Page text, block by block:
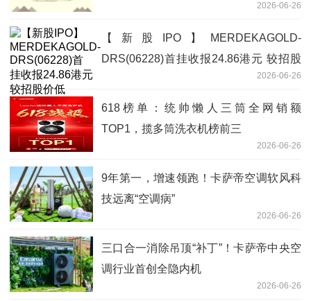
2026-06-26
【新股IPO】MERDEKAGOLD-
DRS(06228)首挂收报24.86港元 较招股
2026-06-26
618榜单：统帅懒人三筒全网销额
TOP1，揽多筒洗衣机榜前三
2026-06-26
9年第一，增速领跑！卡萨帝空调软风科
技远离“空调病”
2026-06-26
三口合一消除吊顶“补丁”！卡萨帝中央空
调行业首创全隐内机
2026-06-26